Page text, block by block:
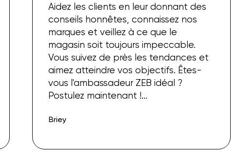
Briey
Aidez les clients en leur donnant des
conseils honnêtes, connaissez nos
marques et veillez à ce que le
magasin soit toujours impeccable.
Vous suivez de près les tendances et
aimez atteindre vos objectifs. Êtes-
vous l'ambassadeur ZEB idéal ?
Postulez maintenant !...